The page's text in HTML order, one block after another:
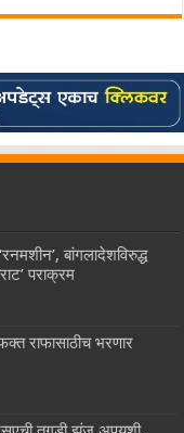
बांगलादेशविरुद्ध
पराक्रम
राफासाठीच भरणार